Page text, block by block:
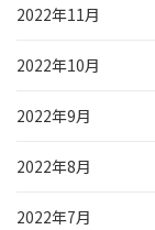
2022年11月
2022年10月
2022年9月
2022年8月
2022年7月